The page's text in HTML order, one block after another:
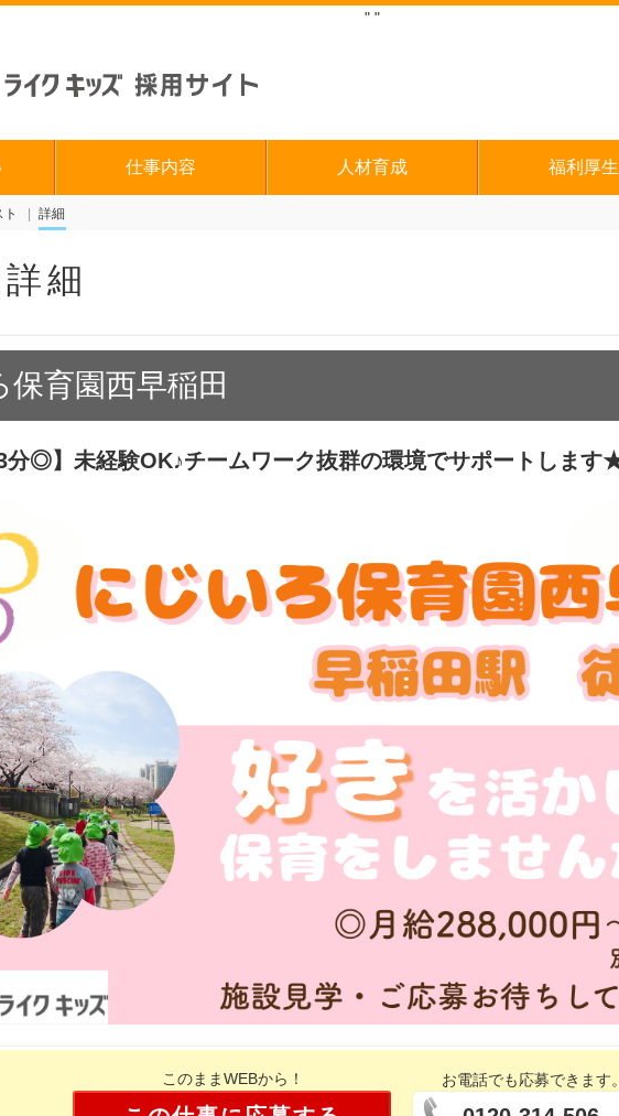
" "
仕事内容 人材育成 福利厚生
ト 詳細
細
保育園西早稲田
3分◎】未経験OK♪チームワーク抜群の環境でサポートします
このままWEBから！ お電話でも応募できます